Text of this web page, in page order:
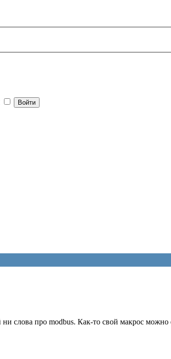
слова про modbus. Как-то свой макрос можно